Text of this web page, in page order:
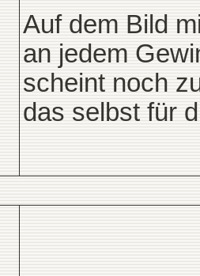
Auf dem Bild
an jedem
scheint noch
das selbst für